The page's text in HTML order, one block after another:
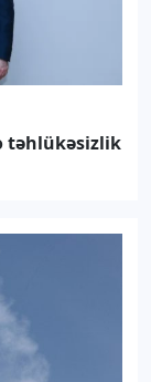
təhlükəsizlik